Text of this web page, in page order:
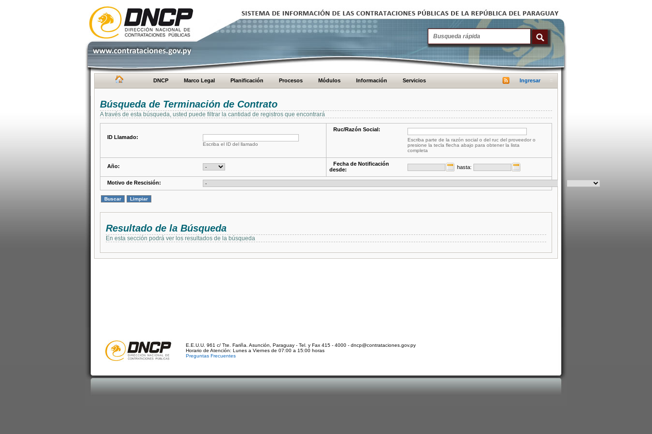
DNCP Marco Legal Planificación Procesos Módulos Información Servicios Ingresar
Búsqueda de Terminación de Contrato
A través de esta búsqueda, usted puede filtrar la cantidad de registros que encontrará
ID Llamado:
Escriba el ID del llamado
Ruc/Razón Social:
Escriba parte de la razón social o del ruc del proveedor o
presione la tecla flecha abajo para obtener la lista
completa
Año:
Fecha de Notificación
desde:
hasta:
Motivo de Rescisión:
Resultado de la Búsqueda
En esta sección podrá ver los resultados de la búsqueda
E.E.U.U. 961 c/ Tte. Fariña. Asunción, Paraguay - Tel. y Fax 415 - 4000 - dncp@contrataciones.gov.py
Horario de Atención: Lunes a Viernes de 07:00 a 15:00 horas
Preguntas Frecuentes